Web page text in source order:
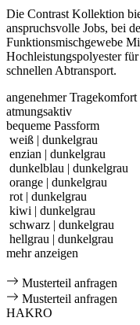
Die Contrast Kollektion
anspruchsvolle Jobs, bei
Funktionsmischgewebe
Hochleistungspolyester
schnellen Abtransport.
angenehmer Tragekomfort
atmungsaktiv
bequeme Passform
weiß | dunkelgrau
enzian | dunkelgrau
dunkelblau | dunkelgrau
orange | dunkelgrau
rot | dunkelgrau
kiwi | dunkelgrau
schwarz | dunkelgrau
hellgrau | dunkelgrau
mehr anzeigen
Musterteil anfragen
Musterteil anfragen
HAKRO